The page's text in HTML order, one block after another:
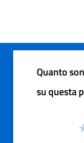
Quanto
su questa